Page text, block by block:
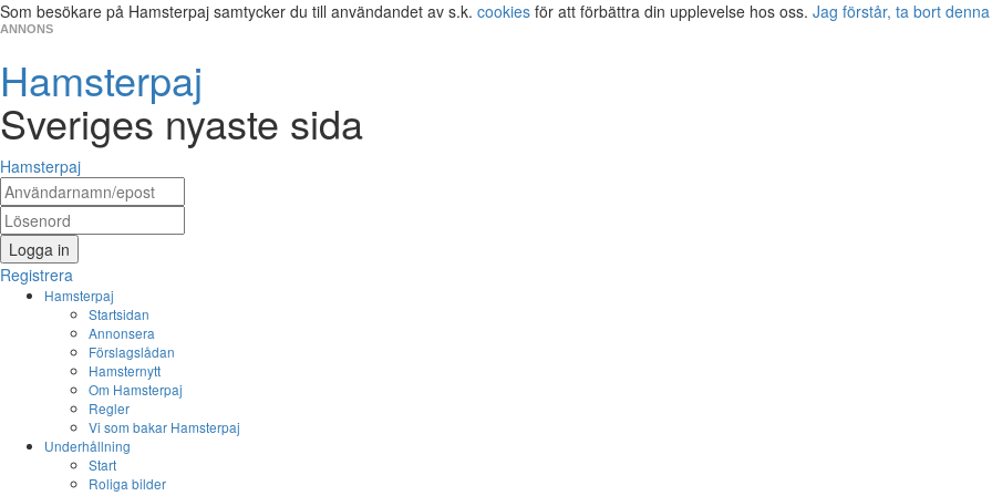
Som besökare på Hamsterpaj samtycker du till användandet av s.k. cookies för att förbättra din upplevelse hos oss. Jag förstår, ta bort
ANNONS
Hamsterpaj
Sveriges nyaste sida
Hamsterpaj
Logga in
Registrera
Hamsterpaj
Startsidan
Annonsera
Förslagslådan
Hamsternytt
Om Hamsterpaj
Regler
Vi som bakar Hamsterpaj
Underhållning
Start
Roliga bilder